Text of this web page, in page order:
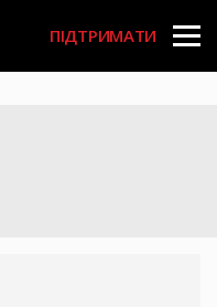
User
account
ПІДТРИМАТИ